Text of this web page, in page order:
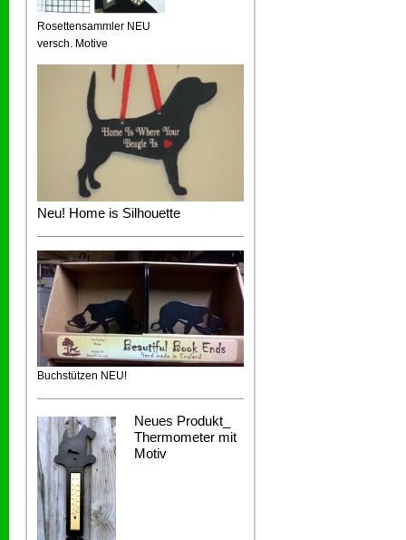
Rosettensammler NEU
versch. Motive
Neu! Home is Silhouette
Buchstützen NEU!
Neues Produkt_
Thermometer mit
Motiv